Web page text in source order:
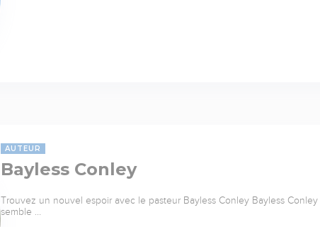
AUTEUR
Bayless Conley
Trouvez un nouvel espoir avec le pasteur Bayless Conley Bayless
semble …